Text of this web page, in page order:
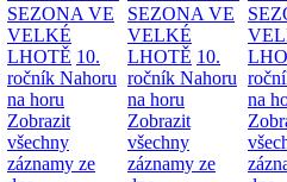
SEZONA VE
VELKÉ
LHOTĚ 10.
ročník Nahoru
na horu
Zobrazit
všechny
záznamy ze
SEZONA VE
VELKÉ
LHOTĚ 10.
ročník Nahoru
na horu
Zobrazit
všechny
záznamy ze
na